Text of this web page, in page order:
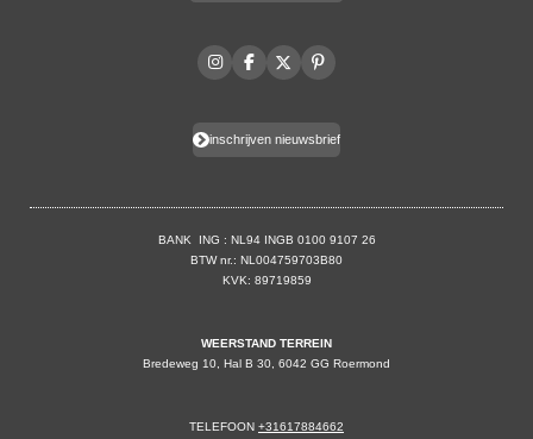
I
n
g
r
F
a
o
o
X
P
i
r
e
inschrijven nieuwsbrief
BANK ING : NL94 INGB 0100 9107 26
BTW nr.: NL004759703B80
KVK: 89719859
WEERSTAND TERREIN
Bredeweg 10, Hal B 30, 6042 GG Roermond
TELEFOON +31617884662